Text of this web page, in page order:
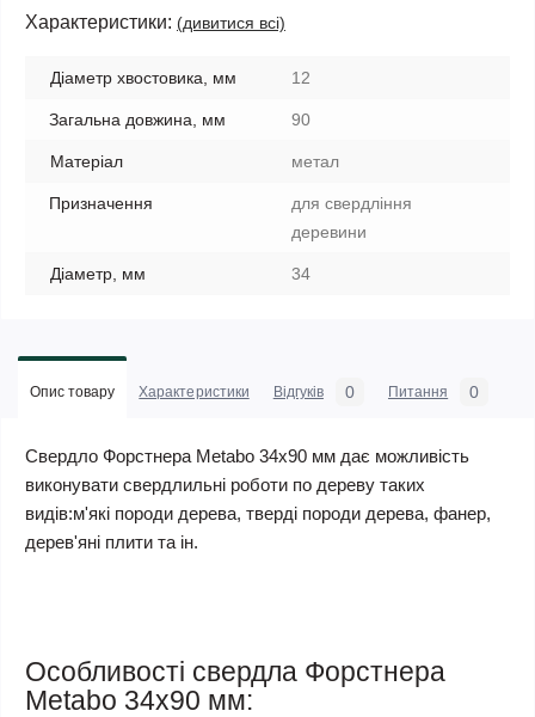
Характеристики: (дивитися всі)
Діаметр хвостовика, мм 12
Загальна довжина, мм 90
Матеріал метал
Призначення
для свердління
деревини
Діаметр, мм 34
Опис товару Характеристики Відгуків 0 Питання 0
Свердло Форстнера Metabo 34х90 мм дає можливість
виконувати свердлильні роботи по дереву таких
видів:м'які породи дерева, тверді породи дерева, фанер,
дерев'яні плити та ін.
Особливості свердла Форстнера
Metabo 34х90 мм: